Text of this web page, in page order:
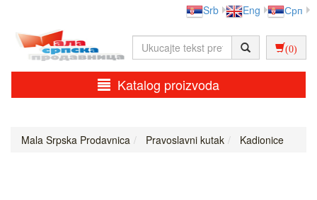
Srb Eng Срп
(0)
Katalog proizvoda
Mala Srpska Prodavnica Pravoslavni kutak Kadionice